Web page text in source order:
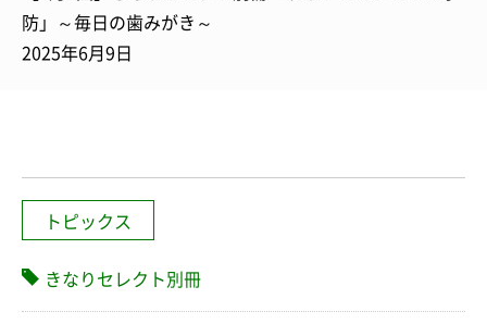
防」～毎日の歯みがき～
2025年6月9日
トピックス
きなりセレクト別冊